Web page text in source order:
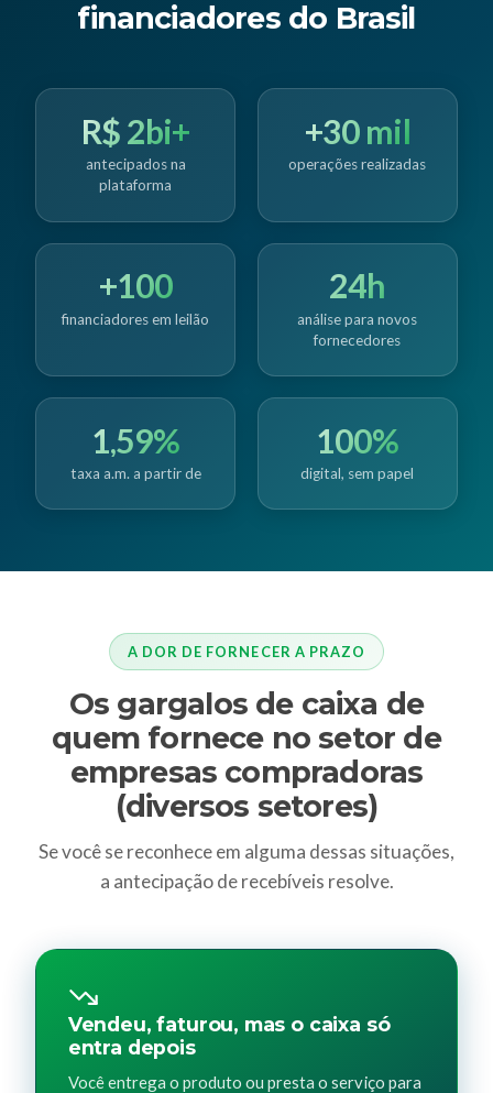
financiadores do Brasil
R$ 2bi+
antecipados na
plataforma
+30 mil
operações realizadas
+100
financiadores em leilão
24h
análise para novos
fornecedores
1,59%
taxa a.m. a partir de
100%
digital, sem papel
A DOR DE FORNECER A PRAZO
Os gargalos de caixa de
quem fornece no setor de
empresas compradoras
(diversos setores)
Se você se reconhece em alguma dessas situações,
a antecipação de recebíveis resolve.
Vendeu, faturou, mas o caixa só
entra depois
Você entrega o produto ou presta o serviço para